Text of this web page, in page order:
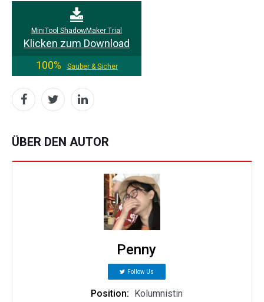
MiniTool ShadowMaker Trial
Klicken zum Download
100%
Sauber & Sicher
ÜBER DEN AUTOR
Penny
Follow Us
Position:
Kolumnistin